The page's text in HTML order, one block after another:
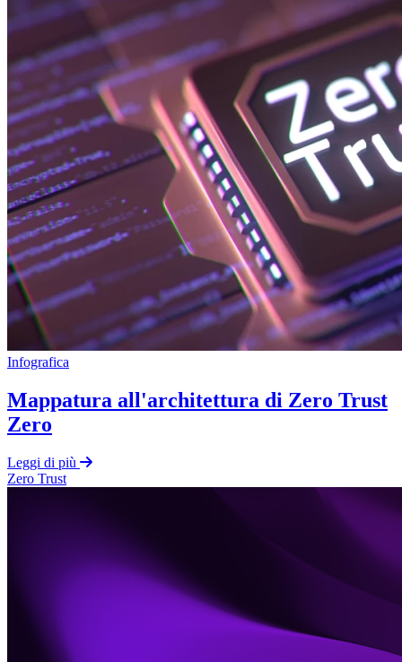
Infografica
Mappatura all'architettura di Zero Trust
Zero
Leggi di più
Zero Trust